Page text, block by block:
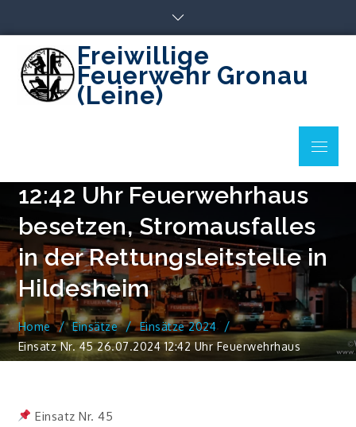
content
Freiwillige
Feuerwehr Gronau
(Leine)
Menu
Einsatz Nr. 45 26.07.2024
12:42 Uhr Feuerwehrhaus
besetzen, Stromausfalles
in der Rettungsleitstelle in
Hildesheim
Home Einsätze
Einsätze 2024
Einsatz Nr. 45 26.07.2024 12:42 Uhr Feuerwehrhaus
Besetzen, Stromausfalles In Der Rettungsleitstelle In
Einsatz Nr. 45